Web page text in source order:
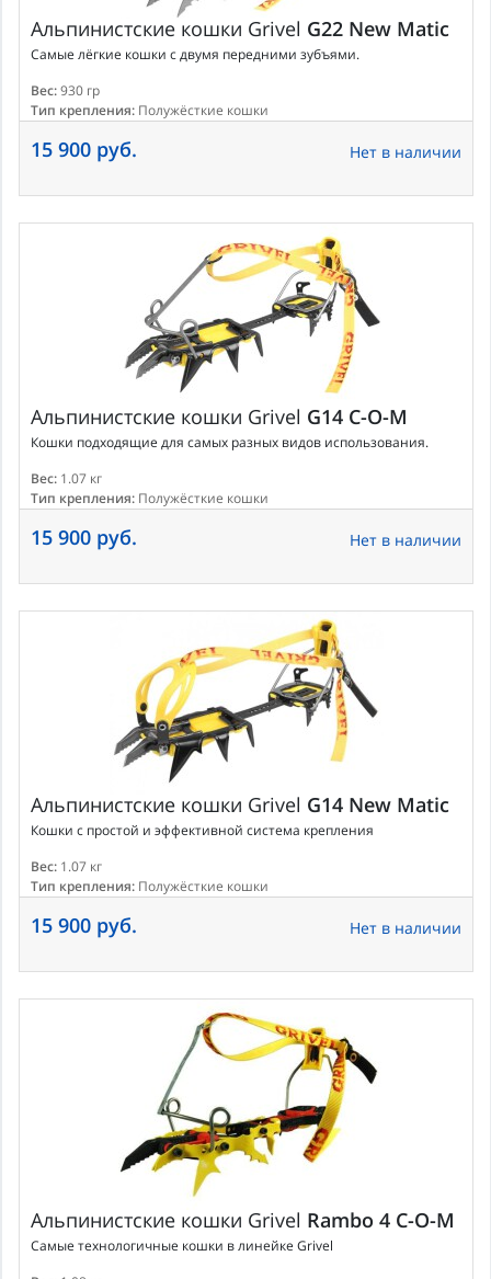
Альпинистские кошки Grivel G22 New Matic
Самые лёгкие кошки с двумя передними зубъями.
Вес:930 гр
Тип крепления: Полужёсткие кошки
15 900 руб. Нет в наличии
Альпинистские кошки Grivel G14 C-O-M
Кошки подходящие для самых разных видов использования.
Вес: 1.07 кг
Тип крепления: Полужёсткие кошки
15 900 руб. Нет в наличии
Альпинистские кошки Grivel G14 New Matic
Кошки с простой и эффективной система крепления
Вес: 1.07 кг
Тип крепления: Полужёсткие кошки
15 900 руб. Нет в наличии
Альпинистские кошки Grivel Rambo 4 C-O-M
Самые технологичные кошки в линейке Grivel